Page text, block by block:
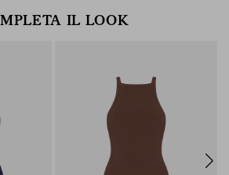
IL LOOK